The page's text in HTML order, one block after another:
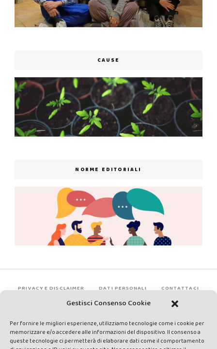
Gestisci Consenso Cookie
Per fornire le migliori esperienze, utilizziamo tecnologie come i cookie per
memorizzare e/o accedere alle informazioni del dispositivo. Il consenso a
queste tecnologie ci permetterà di elaborare dati come il comportamento
CAUSE
NORME EDITORIALI
PRIVACY E DISCLAIMER DATI PERSONALI CONTATTACI